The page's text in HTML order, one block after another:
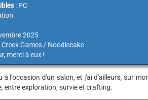
: PC
2025
Creek Games / Noodlecake
merci à eux !
à l'occasion d'un salon, et j'ai d'ailleurs, sur
entre exploration, survie et crafting.